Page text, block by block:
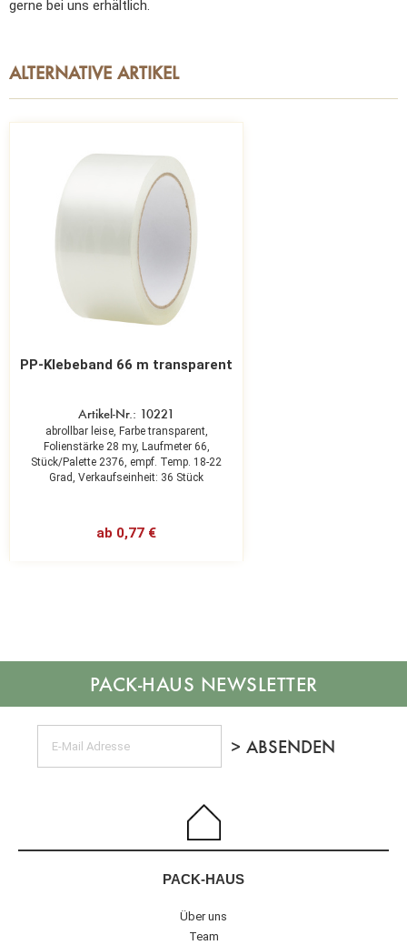
gerne bei uns erhältlich.
ALTERNATIVE ARTIKEL
PP-Klebeband 66 m transparent
Artikel-Nr.: 10221
abrollbar leise, Farbe transparent,
Folienstärke 28 my, Laufmeter 66,
Stück/Palette 2376, empf. Temp. 18-22
Grad, Verkaufseinheit: 36 Stück
ab 0,77 €
NEWSLETTER
PACK-HAUS
Über uns
Team